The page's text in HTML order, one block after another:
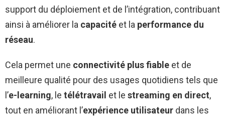
support du déploiement et de l’intégration, contribuant
ainsi à améliorer la capacité et la performance du
réseau.
Cela permet une connectivité plus fiable et de
meilleure qualité pour des usages quotidiens tels que
l’e-learning, le télétravail et le streaming en direct,
tout en améliorant l’expérience utilisateur dans les